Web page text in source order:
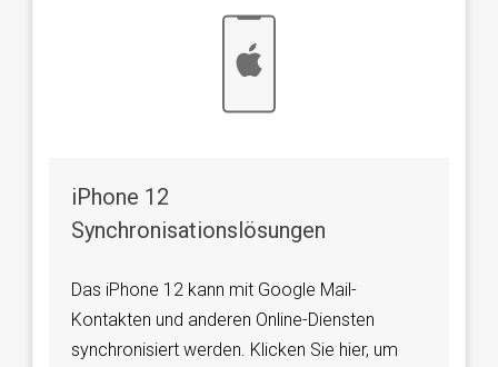
iPhone 12
Synchronisationslösungen
Das iPhone 12 kann mit Google Mail-
Kontakten und anderen Online-Diensten
synchronisiert werden. Klicken Sie hier, um